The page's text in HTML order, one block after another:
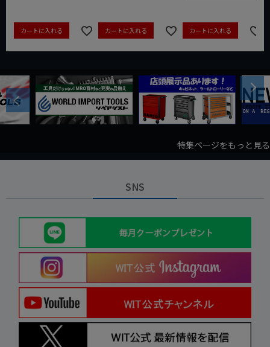
カートに入れる カートに入れる カートに入れる
Previous
Next
特集ページをもっと見る
SNS